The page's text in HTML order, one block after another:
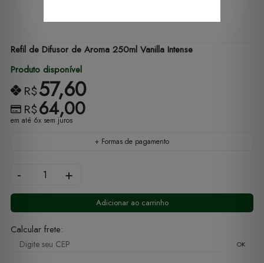
Refil de Difusor de Aroma 250ml Vanilla Intense
Produto disponível
R$57,60
R$64,00
em até 6x sem juros
+ Formas de pagamento
- +
Adicionar ao carrinho
Calcular frete:
OK